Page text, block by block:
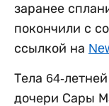
заранее
покончили с
ссылкой на
Тела 64-
дочери Сары